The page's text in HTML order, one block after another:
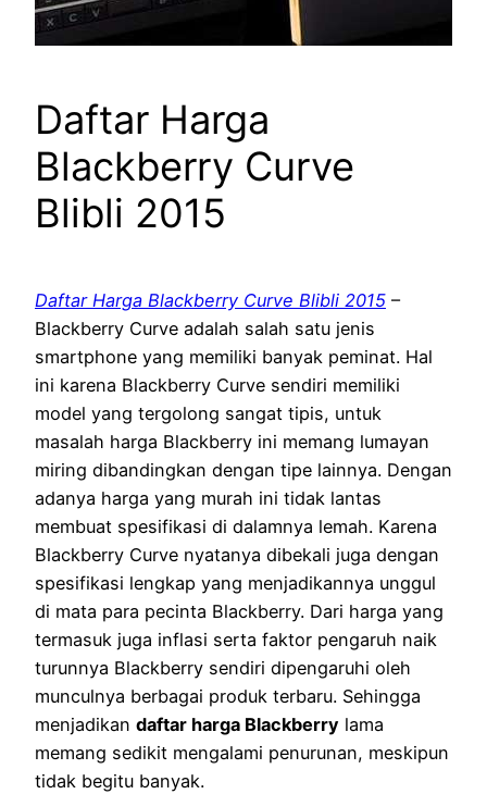
Daftar Harga
Blackberry Curve
Blibli 2015
Daftar Harga Blackberry Curve Blibli 2015 –
Blackberry Curve adalah salah satu jenis
smartphone yang memiliki banyak peminat. Hal
ini karena Blackberry Curve sendiri memiliki
model yang tergolong sangat tipis, untuk
masalah harga Blackberry ini memang lumayan
miring dibandingkan dengan tipe lainnya. Dengan
adanya harga yang murah ini tidak lantas
membuat spesifikasi di dalamnya lemah. Karena
Blackberry Curve nyatanya dibekali juga dengan
spesifikasi lengkap yang menjadikannya unggul
di mata para pecinta Blackberry. Dari harga yang
termasuk juga inflasi serta faktor pengaruh naik
turunnya Blackberry sendiri dipengaruhi oleh
munculnya berbagai produk terbaru. Sehingga
menjadikan daftar harga Blackberry lama
memang sedikit mengalami penurunan, meskipun
tidak begitu banyak.